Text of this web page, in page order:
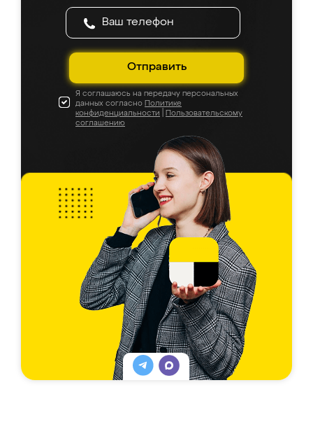
Отправить
Я соглашаюсь на передачу персональных
данных согласно Политике
конфиденциальности
Пользовательскому
соглашению